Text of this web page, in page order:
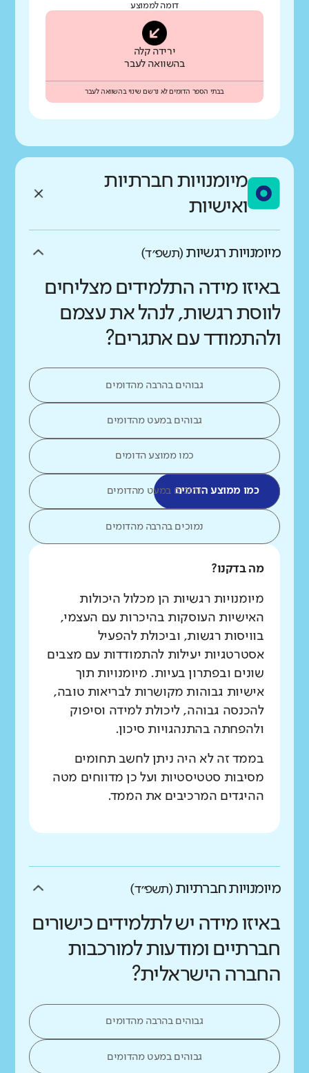
דומה לממוצע
ירידה קלה
בהשוואה לעבר
בבתי הספר הדומים לא נרשם שינוי בהשוואה לעבר
מיומנויות חברתיות
ואישיות
מיומנויות רגשיות (תשפ״ד)
באיזו מידה התלמידים מצליחים
לווסת רגשות, לנהל את עצמם
ולהתמודד עם אתגרים?
גבוהים בהרבה מהדומים
גבוהים במעט מהדומים
כמו ממוצע הדומים
כמו ממוצע הדומיםנמוכים במעט מהדומים
נמוכים בהרבה מהדומים
מה בדקנו?
מיומנויות רגשיות הן מכלול היכולות
האישיות העוסקות בהיכרות עם העצמי,
בוויסות רגשות, וביכולת להפעיל
אסטרטגיות יעילות להתמודדות עם מצבים
שונים ובפתרון בעיות. מיומנויות תוך
אישיות גבוהות מקושרות לבריאות טובה,
להכנסה גבוהה, ליכולת למידה וסיפוק
ולהפחתה בהתנהגויות סיכון.
בממד זה לא היה ניתן לחשב תחומים
מסיבות סטטיסטיות ועל כן מדווחים מטה
ההיגדים המרכיבים את הממד.
מיומנויות חברתיות (תשפ״ד)
באיזו מידה יש לתלמידים כישורים
חברתיים ומודעות למורכבות
החברה הישראלית?
גבוהים בהרבה מהדומים
גבוהים במעט מהדומים